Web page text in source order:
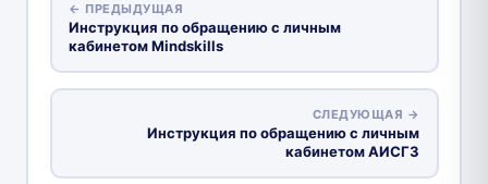
← ПРЕДЫДУЩАЯ
Инструкция по обращению с личным
кабинетом Mindskills
СЛЕДУЮЩАЯ →
Инструкция по обращению с личным
кабинетом АИСГЗ